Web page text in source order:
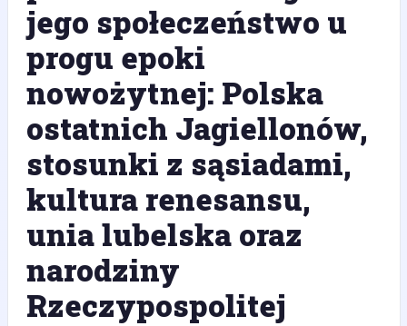
jego społeczeństwo u
progu epoki
nowożytnej: Polska
ostatnich Jagiellonów,
stosunki z sąsiadami,
kultura renesansu,
unia lubelska oraz
narodziny
Rzeczypospolitej